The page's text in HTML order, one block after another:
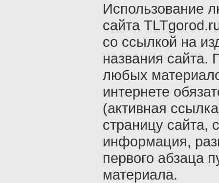
Использование
сайта
со ссылкой на
названия сайта.
любых
интернете
(активная
страницу сайта,
информация,
первого абзаца
материала.